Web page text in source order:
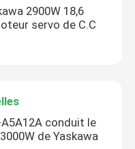
2900W 18,6
servo de C.C
conduit le
de Yaskawa